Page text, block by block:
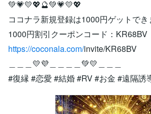
💚💗💛💖🔮💚💗💛💖
ココナラ新規登録は1000円ゲットでき
1000円割引クーポンコード：KR68BV
https://coconala.com/invite/KR68BV
＿＿＿💛💜＿＿＿＿💚💛＿＿＿
#復縁 #恋愛 #結婚 #RV #お金 #遠隔誘